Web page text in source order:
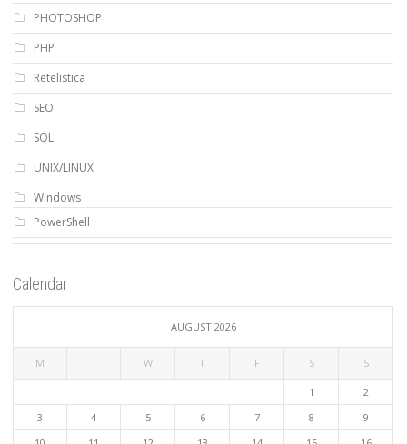
PHOTOSHOP
PHP
Retelistica
SEO
SQL
UNIX/LINUX
Windows
PowerShell
Calendar
AUGUST 2026
M T W T F S S
1
2
3
4 5 6 7 8
9